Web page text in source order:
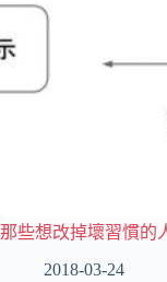
那些想改掉壞習慣的
2018-03-24